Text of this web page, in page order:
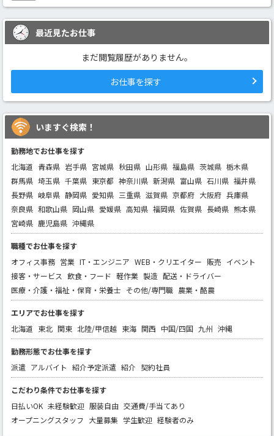
最近見たお仕事
まだ閲覧履歴がありません。
お仕事を探す
いますぐ検索！
勤務地でお仕事を探す
北海道 青森県 岩手県 宮城県 秋田県 山形県 福島県 茨城県 栃木県
群馬県 埼玉県 千葉県 東京都 神奈川県 新潟県 富山県 石川県 福井県
長野県 岐阜県 静岡県 愛知県 三重県 滋賀県 京都府 大阪府 兵庫県
奈良県 和歌山県 岡山県 愛媛県 高知県 福岡県 佐賀県 長崎県 熊本県
宮崎県 鹿児島県 沖縄県
職種でお仕事を探す
オフィス事務 営業 IT・エンジニア WEB・クリエイター 販売 イベント
接客・サービス 飲食・フード 軽作業 製造 配送・ドライバー
医療・介護・福祉・保育・栄養士 その他/専門職 農業・酪農
エリアでお仕事を探す
北海道 東北 関東 北陸/甲信越 東海 関西 中国/四国 九州 沖縄
勤務形態でお仕事を探す
派遣 アルバイト 紹介予定派遣 紹介 契約社員
こだわり条件でお仕事を探す
日払いOK 未経験歓迎 服装自由 交通費/手当てあり
オープニングスタッフ 大量募集 学生歓迎 経験者のみ